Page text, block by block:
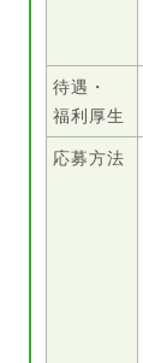
待遇・
福利厚生
応募方法